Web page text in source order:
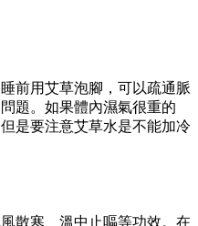
前用艾草泡腳，可以疏通脈
題。如果體內濕氣很重的
是要注意艾草水是不能加冷
散寒、溫中止嘔等功效。在